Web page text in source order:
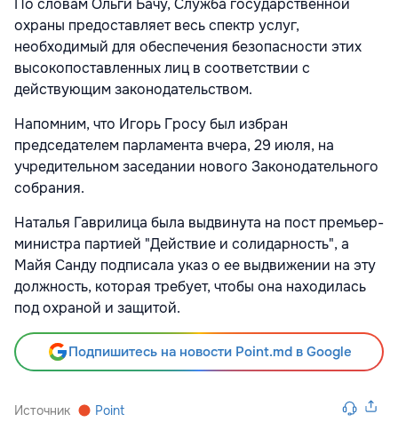
По словам Ольги Бачу, Служба государственной
охраны предоставляет весь спектр услуг,
необходимый для обеспечения безопасности этих
высокопоставленных лиц в соответствии с
действующим законодательством.
Напомним, что Игорь Гросу был избран
председателем парламента вчера, 29 июля, на
учредительном заседании нового Законодательного
собрания.
Наталья Гаврилица была выдвинута на пост премьер-
министра партией "Действие и солидарность", а
Майя Санду подписала указ о ее выдвижении на эту
должность, которая требует, чтобы она находилась
под охраной и защитой.
Подпишитесь на новости Point.md в Google
Источник Point